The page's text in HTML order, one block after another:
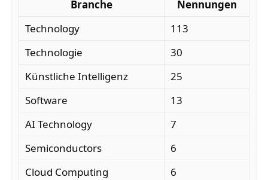
Branche
Nennungen
Technology
113
Technologie
30
Künstliche Intelligenz
25
Software
13
AI Technology
7
Semiconductors
6
Cloud Computing
6